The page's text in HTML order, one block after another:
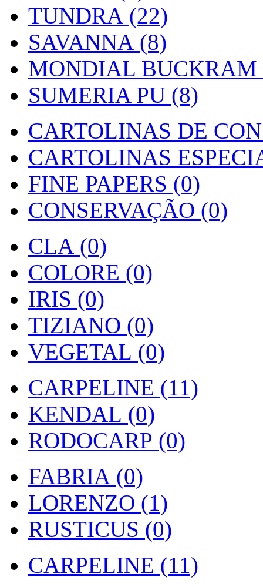
TUNDRA (22)
SAVANNA (8)
MONDIAL BUCKRAM
SUMERIA PU (8)
CARTOLINAS DE
CARTOLINAS
FINE PAPERS (0)
CONSERVAÇÃO (0)
CLA (0)
COLORE (0)
IRIS (0)
TIZIANO (0)
VEGETAL (0)
CARPELINE (11)
KENDAL (0)
RODOCARP (0)
FABRIA (0)
LORENZO (1)
RUSTICUS (0)
CARPELINE (11)